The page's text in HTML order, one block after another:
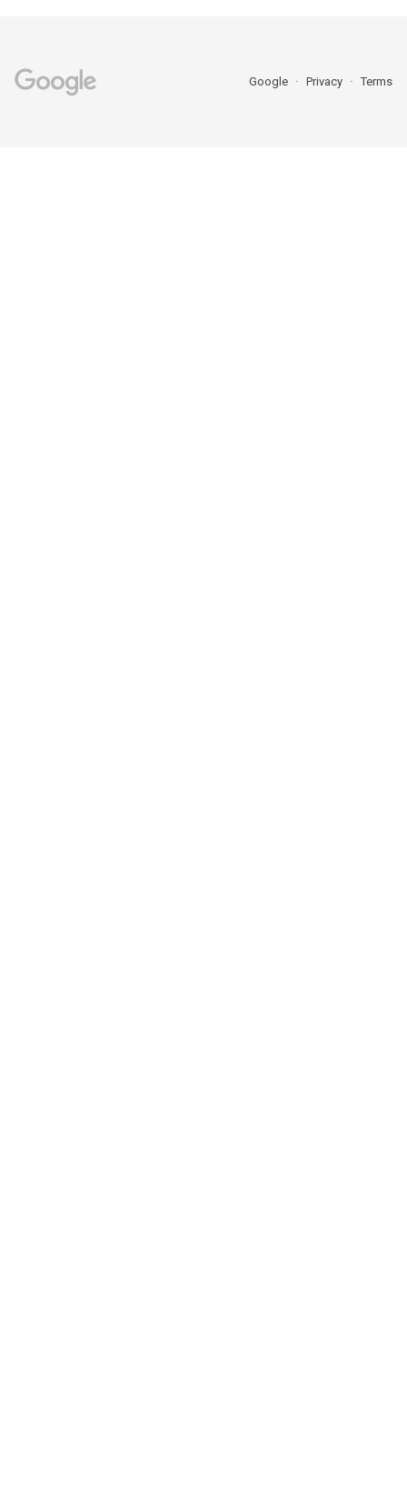
Google Privacy Terms